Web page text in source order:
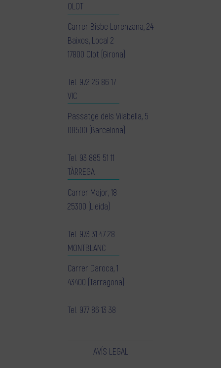
OLOT
Carrer Bisbe Lorenzana, 24
Baixos, Local 2
17800 Olot (Girona)
Tel. 972 26 86 17
VIC
Passatge dels Vilabella, 5
08500 (Barcelona)
Tel. 93 885 51 11
TÀRREGA
Carrer Major, 18
25300 (Lleida)
Tel. 973 31 47 28
MONTBLANC
Carrer Daroca, 1
43400 (Tarragona)
Tel. 977 86 13 38
AVÍS LEGAL